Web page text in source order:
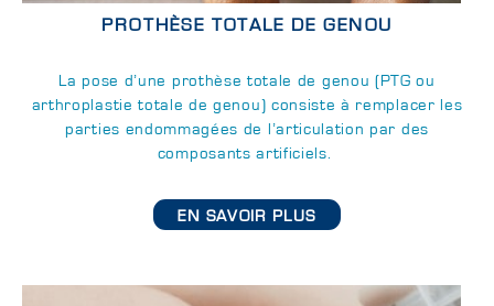
PROTHÈSE TOTALE DE GENOU
La pose d’une prothèse totale de genou (PTG ou
arthroplastie totale de genou) consiste à remplacer les
parties endommagées de l’articulation par des
composants artificiels.
EN SAVOIR PLUS